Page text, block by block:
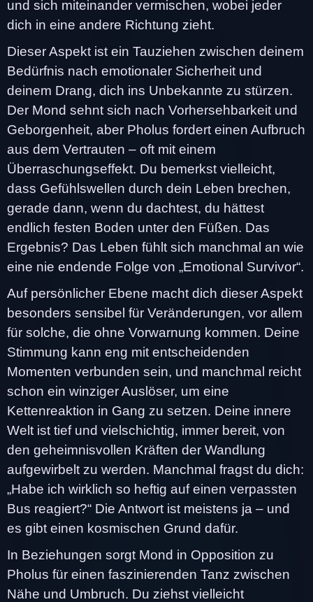
und sich miteinander vermischen, wobei jeder
dich in eine andere Richtung zieht.
Dieser Aspekt ist ein Tauziehen zwischen deinem
Bedürfnis nach emotionaler Sicherheit und
deinem Drang, dich ins Unbekannte zu stürzen.
Der Mond sehnt sich nach Vorhersehbarkeit und
Geborgenheit, aber Pholus fordert einen Aufbruch
aus dem Vertrauten – oft mit einem
Überraschungseffekt. Du bemerkst vielleicht,
dass Gefühlswellen durch dein Leben brechen,
gerade dann, wenn du dachtest, du hättest
endlich festen Boden unter den Füßen. Das
Ergebnis? Das Leben fühlt sich manchmal an wie
eine nie endende Folge von „Emotional Survivor“.
Auf persönlicher Ebene macht dich dieser Aspekt
besonders sensibel für Veränderungen, vor allem
für solche, die ohne Vorwarnung kommen. Deine
Stimmung kann eng mit entscheidenden
Momenten verbunden sein, und manchmal reicht
schon ein winziger Auslöser, um eine
Kettenreaktion in Gang zu setzen. Deine innere
Welt ist tief und vielschichtig, immer bereit, von
den geheimnisvollen Kräften der Wandlung
aufgewirbelt zu werden. Manchmal fragst du dich:
„Habe ich wirklich so heftig auf einen verpassten
Bus reagiert?“ Die Antwort ist meistens ja – und
es gibt einen kosmischen Grund dafür.
In Beziehungen sorgt Mond in Opposition zu
Pholus für einen faszinierenden Tanz zwischen
Nähe und Umbruch. Du ziehst vielleicht